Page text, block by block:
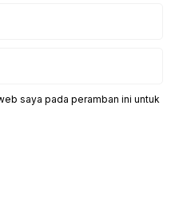
saya pada peramban ini untuk